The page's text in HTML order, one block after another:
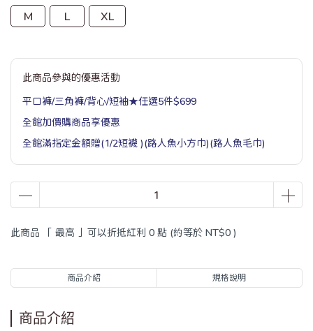
M
L XL
此商品參與的優惠活動
平口褲/三角褲/背心/短袖★任選5件$699
全館加價購商品享優惠
全館滿指定金額贈(1/2短襪 )(路人魚小方巾)(路人魚毛巾)
此商品 「 最高 」可以折抵紅利 0 點 (約等於 NT$0 )
商品介紹 規格說明
商品介紹